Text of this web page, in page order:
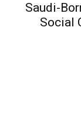
Saudi-
Social